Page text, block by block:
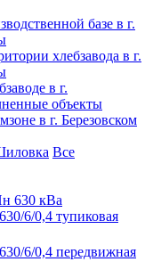
базе в г.
хлебзавода в г.
в г.
объекты
в г. Березовском
Все
630 кВа
6/0,4 тупиковая
6/0,4 передвижная